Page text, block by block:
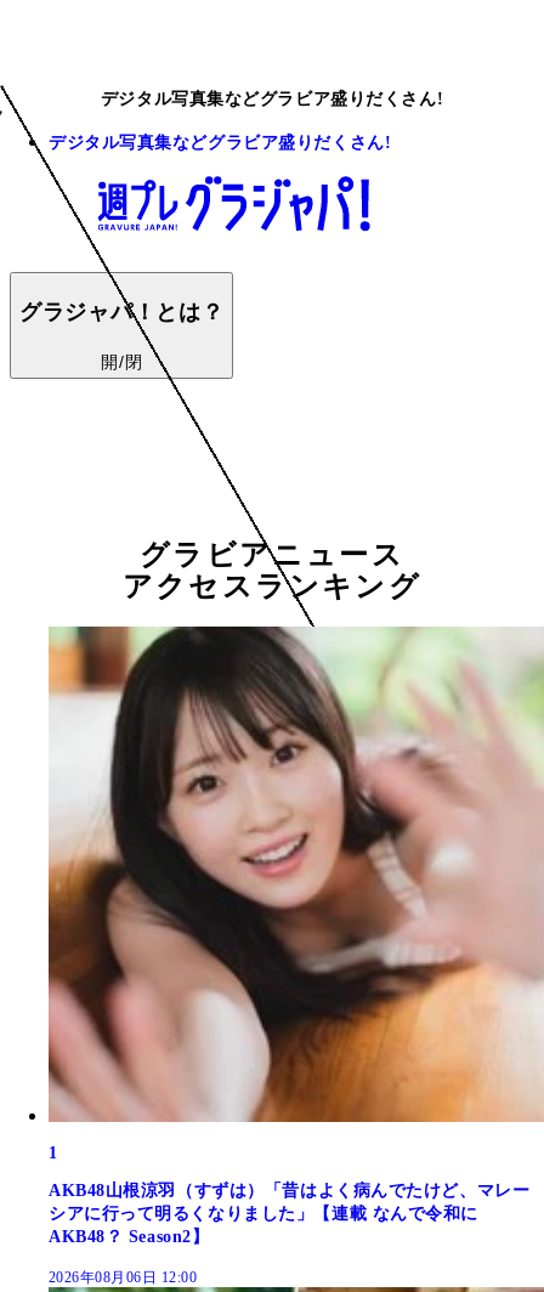
デジタル写真集などグラビア盛りだくさん!
デジタル写真集などグラビア盛りだくさん!
グラジャパ！とは？
開/閉
グラビアニュース
アクセスランキング
1
AKB48山根涼羽（すずは）「昔はよく病んでたけど、マレー
シアに行って明るくなりました」【連載 なんで令和に
AKB48？ Season2】
2026年08月06日 12:00